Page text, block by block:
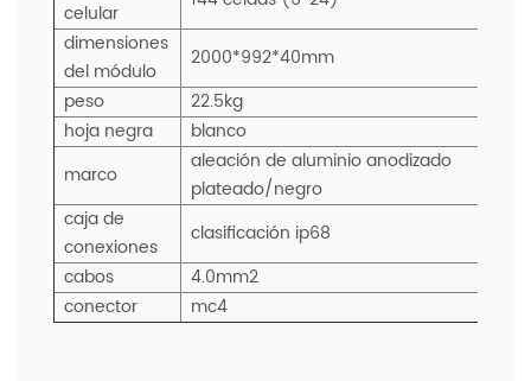
celular
dimensiones
del módulo
2000*992*40mm
peso
22.5kg
hoja negra
blanco
marco
aleación de aluminio anodizado
plateado/negro
caja de
conexiones
clasificación ip68
cabos
4.0mm2
conector
mc4